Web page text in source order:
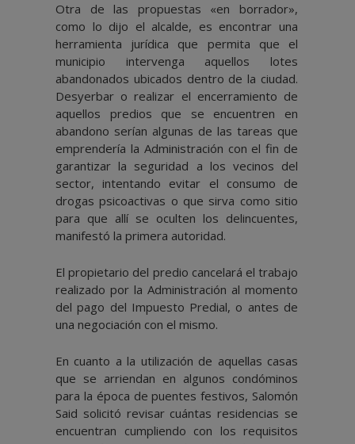
Otra de las propuestas «en borrador»,
como lo dijo el alcalde, es encontrar una
herramienta jurídica que permita que el
municipio intervenga aquellos lotes
abandonados ubicados dentro de la ciudad.
Desyerbar o realizar el encerramiento de
aquellos predios que se encuentren en
abandono serían algunas de las tareas que
emprendería la Administración con el fin de
garantizar la seguridad a los vecinos del
sector, intentando evitar el consumo de
drogas psicoactivas o que sirva como sitio
para que allí se oculten los delincuentes,
manifestó la primera autoridad.
El propietario del predio cancelará el trabajo
realizado por la Administración al momento
del pago del Impuesto Predial, o antes de
una negociación con el mismo.
En cuanto a la utilización de aquellas casas
que se arriendan en algunos condóminos
para la época de puentes festivos, Salomón
Said solicitó revisar cuántas residencias se
encuentran cumpliendo con los requisitos